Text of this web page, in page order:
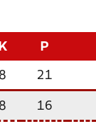
K P
8 21
8 16